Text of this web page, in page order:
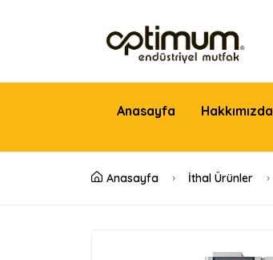
Anasayfa Hakkımızda
Anasayfa İthal Ürünler